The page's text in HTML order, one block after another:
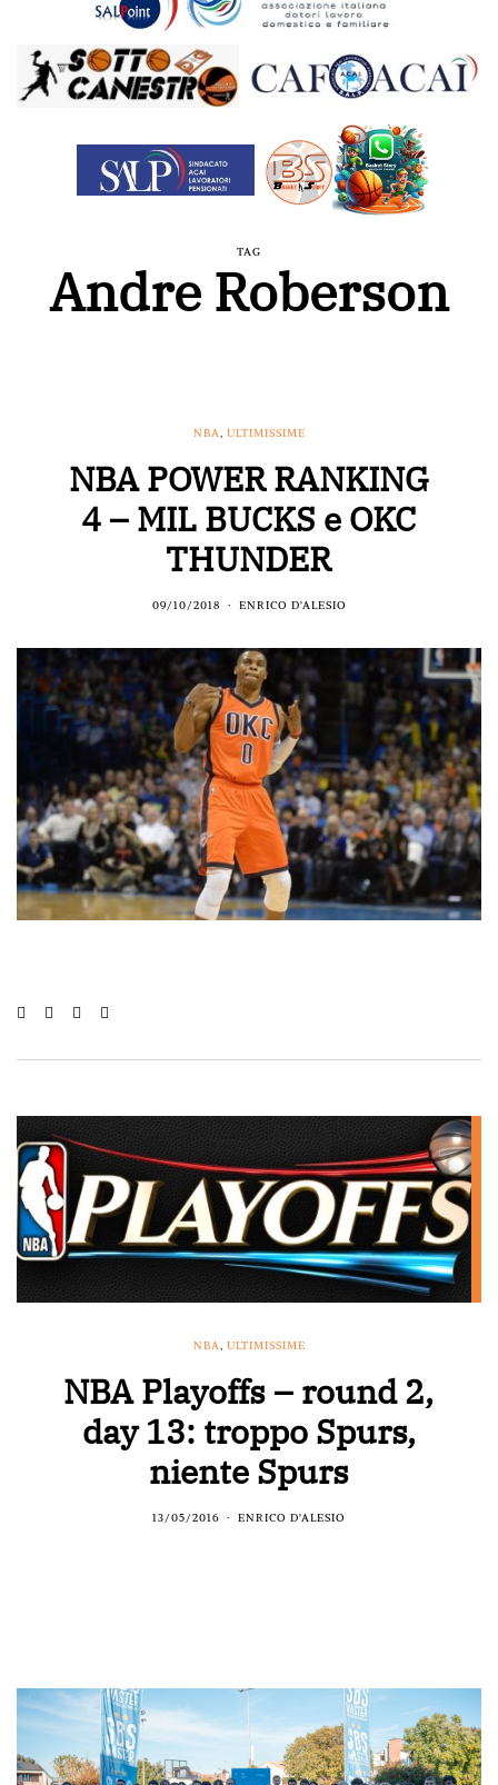
TAG
Andre Roberson
NBA, ULTIMISSIME
NBA POWER RANKING
4 – MIL BUCKS e OKC
THUNDER
09/10/2018 ENRICO D'ALESIO
NBA, ULTIMISSIME
NBA Playoffs – round 2,
day 13: troppo Spurs,
niente Spurs
13/05/2016 ENRICO D'ALESIO